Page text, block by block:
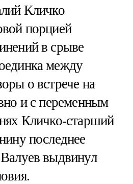
Кличко
порцией
в срыве
между
о встрече на
и с переменным
Кличко-старший
последнее
выдвинул